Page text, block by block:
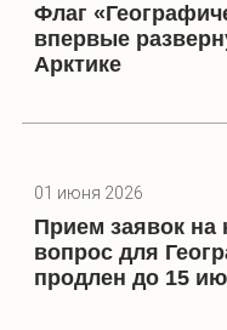
Флаг
впервые
Арктике
01 июня 2026
Прием заявок на
вопрос для
продлен до 15